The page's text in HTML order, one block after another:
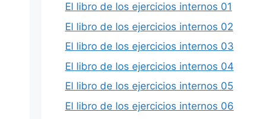
El libro de los ejercicios internos 01
El libro de los ejercicios internos 02
El libro de los ejercicios internos 03
El libro de los ejercicios internos 04
El libro de los ejercicios internos 05
El libro de los ejercicios internos 06